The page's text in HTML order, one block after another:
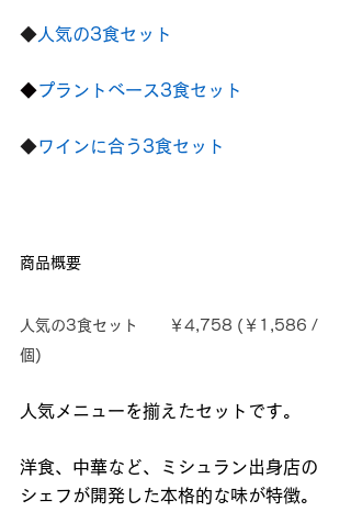
◆ 人気の3食セット
◆プラントベース3食セット
◆ワインに合う3食セット
商品概要
人気の3食セット　　￥4,758 (￥1,586 /
個)
人気メニューを揃えたセットです。
洋食、中華など、ミシュラン出身店の
シェフが開発した本格的な味が特徴。